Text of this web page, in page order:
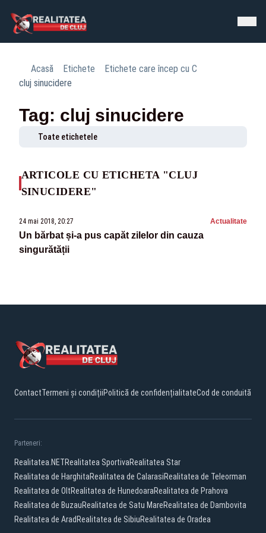
Acasă Etichete
Etichete care încep cu C
cluj sinucidere
Tag: cluj sinucidere
Toate etichetele
ARTICOLE CU ETICHETA "CLUJ
SINUCIDERE"
24 mai 2018, 20:27 Actualitate
Un bărbat și-a pus capăt zilelor din cauza
singurătății
ContactTermeni și condițiiPolitică de confidențialitateCod de conduită
Parteneri:
Realitatea.NETRealitatea SportivaRealitatea Star
Realitatea de HarghitaRealitatea de CalarasiRealitatea de Teleorman
Realitatea de OltRealitatea de HunedoaraRealitatea de Prahova
Realitatea de BuzauRealitatea de Satu MareRealitatea de Dambovita
Realitatea de Arad Realitatea de SibiuRealitatea de Oradea